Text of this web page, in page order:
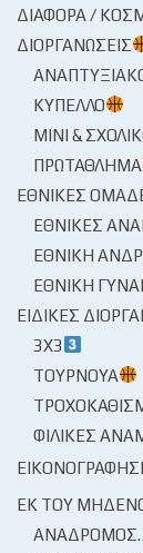
ΔΙΆΦΟΡΑ /
ΔΙΟΡΓΑΝΏΣΕΙΣ
ΚΎΠΕΛΛΟ
ΜΊΝΙ &
ΠΡΩΤΆΘΛΗΜΑ
ΕΘΝΙΚΈΣ
ΕΘΝΙΚΈΣ
ΕΘΝΙΚΉ
ΕΘΝΙΚΉ
ΕΙΔΙΚΈΣ
3X3
ΤΟΥΡΝΟΥΆ
ΦΙΛΙΚΈΣ
ΕΚ ΤΟΥ